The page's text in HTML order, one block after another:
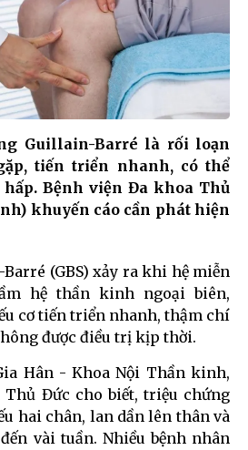
Guillain-Barré là rối loạn
tiến triển nhanh, có thể
Bệnh viện Đa khoa Thủ
khuyến cáo cần phát hiện
(GBS) xảy ra khi hệ miễn
hệ thần kinh ngoại biên,
cơ tiến triển nhanh, thậm chí
được điều trị kịp thời.
Hân - Khoa Nội Thần kinh,
Thủ Đức cho biết, triệu chứng
hai chân, lan dần lên thân và
vài tuần. Nhiều bệnh nhân